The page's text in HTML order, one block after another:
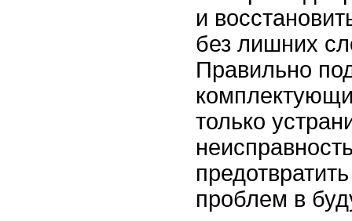
и
без лишних
Правильно
только
проблем в